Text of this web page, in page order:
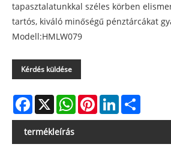
tapasztalatunkkal széles körben
tartós, kiváló minőségű pénztárcákat
Modell:HMLW079
Kérdés küldése
Facebook
X WhatsAppPinterestLinkedIn
termékleírás